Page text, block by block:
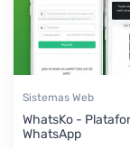
Sistemas Web
WhatsKo -
WhatsApp